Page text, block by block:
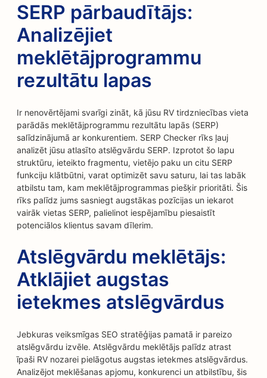
SERP pārbaudītājs:
Analizējiet
meklētājprogrammu
rezultātu lapas
Ir nenovērtējami svarīgi zināt, kā jūsu RV tirdzniecības vieta
parādās meklētājprogrammu rezultātu lapās (SERP)
salīdzinājumā ar konkurentiem. SERP Checker rīks ļauj
analizēt jūsu atlasīto atslēgvārdu SERP. Izprotot šo lapu
struktūru, ieteikto fragmentu, vietējo paku un citu SERP
funkciju klātbūtni, varat optimizēt savu saturu, lai tas labāk
atbilstu tam, kam meklētājprogrammas piešķir prioritāti. Šis
rīks palīdz jums sasniegt augstākas pozīcijas un iekarot
vairāk vietas SERP, palielinot iespējamību piesaistīt
potenciālos klientus savam dīlerim.
Atslēgvārdu meklētājs:
Atklājiet augstas
ietekmes atslēgvārdus
Jebkuras veiksmīgas SEO stratēģijas pamatā ir pareizo
atslēgvārdu izvēle. Atslēgvārdu meklētājs palīdz atrast
īpaši RV nozarei pielāgotus augstas ietekmes atslēgvārdus.
Analizējot meklēšanas apjomu, konkurenci un atbilstību, šis